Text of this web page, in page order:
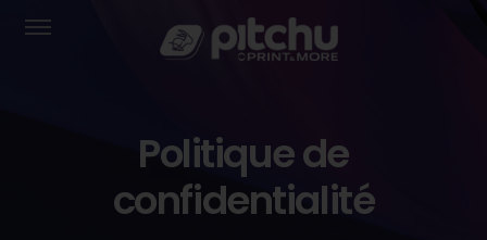
Politique de
confidentialité